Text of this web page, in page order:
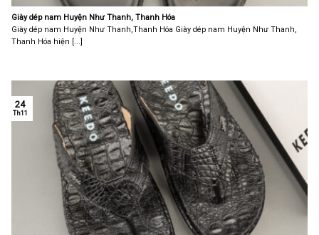
Giày dép nam Huyện Như Thanh, Thanh Hóa
Giày dép nam Huyện Như Thanh,Thanh Hóa Giày dép nam Huyện Như Thanh,
Thanh Hóa hiện [...]
24
Th11